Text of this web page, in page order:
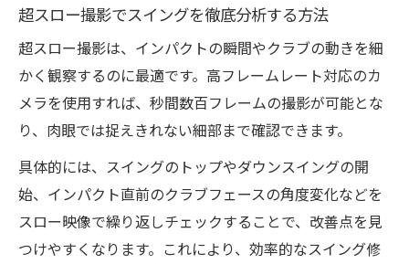
超スロー撮影でスイングを徹底分析する方法
超スロー撮影は、インパクトの瞬間やクラブの動きを細
かく観察するのに最適です。高フレームレート対応のカ
メラを使用すれば、秒間数百フレームの撮影が可能とな
り、肉眼では捉えきれない細部まで確認できます。
具体的には、スイングのトップやダウンスイングの開
始、インパクト直前のクラブフェースの角度変化などを
スロー映像で繰り返しチェックすることで、改善点を見
つけやすくなります。これにより、効率的なスイング修